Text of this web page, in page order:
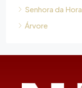
Senhora da Hora
Árvore